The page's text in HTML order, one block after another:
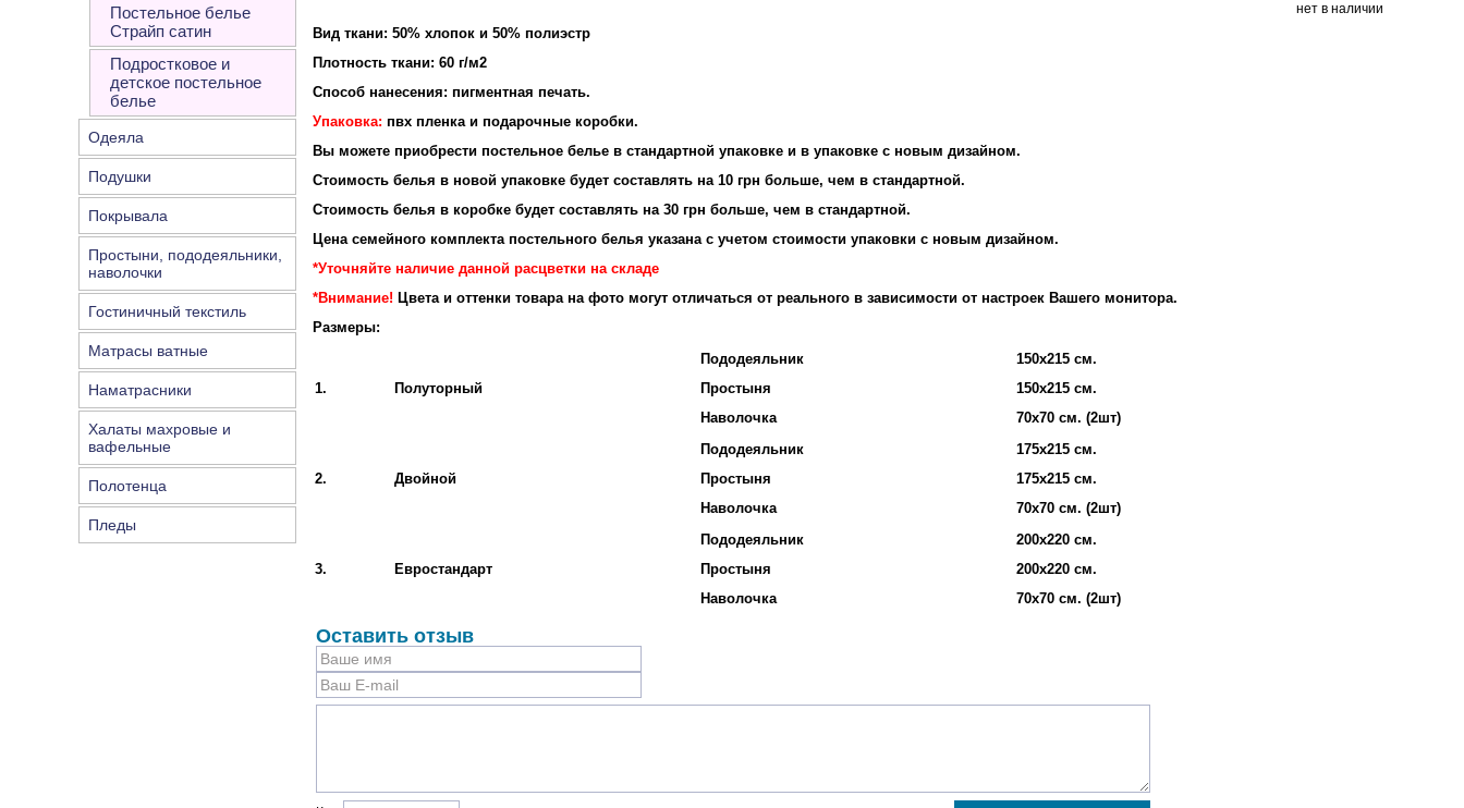
Постельное белье
Страйп сатин
Подростковое и
детское постельное
белье
Одеяла
Подушки
Покрывала
Простыни, пододеяльники,
наволочки
Гостиничный текстиль
Матрасы ватные
Наматрасники
Халаты махровые и
вафельные
Полотенца
Пледы
нет в наличии
Вид ткани: 50% хлопок и 50% полиэстр
Плотность ткани: 60 г/м2
Способ нанесения: пигментная печать.
Упаковка: пвх пленка и подарочные коробки.
Вы можете приобрести постельное белье в стандартной упаковке и в упаковке с новым дизайном.
Стоимость белья в новой упаковке будет составлять на 10 грн больше, чем в стандартной.
Стоимость белья в коробке будет составлять на 30 грн больше, чем в стандартной.
Цена семейного комплекта постельного белья указана с учетом стоимости упаковки с новым дизайном.
*Уточняйте наличие данной расцветки на складе
*Внимание! Цвета и оттенки товара на фото могут отличаться от реального в зависимости от настроек Вашего монитора.
Размеры:
1. Полуторный
Пододеяльник
Простыня
Наволочка
150х215 см.
150х215 см.
70х70 см. (2шт)
2. Двойной
Пододеяльник
Простыня
Наволочка
175х215 см.
175х215 см.
70х70 см. (2шт)
3. Евростандарт
Пододеяльник
Простыня
Наволочка
200х220 см.
200х220 см.
70х70 см. (2шт)
Оставить отзыв